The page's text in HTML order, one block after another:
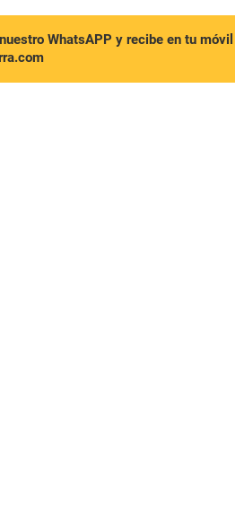
WhatsAPP y recibe en tu móvil